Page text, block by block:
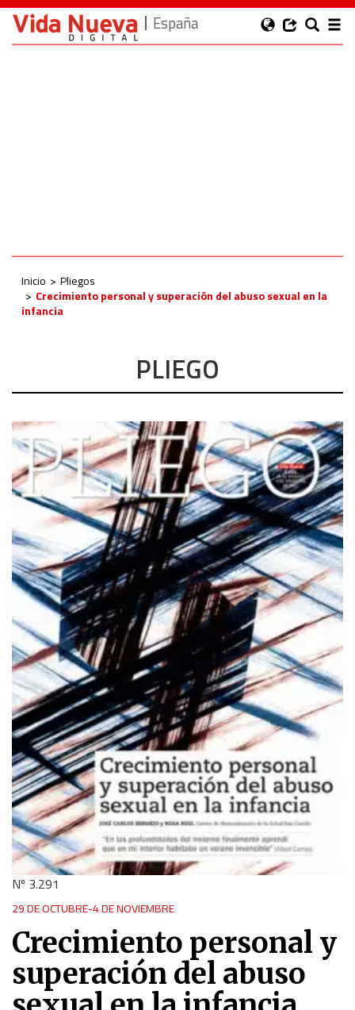
España
Inicio
Pliegos
Crecimiento personal y superación del abuso sexual en la
infancia
PLIEGO
Nº 3.291
29 DE OCTUBRE-4 DE NOVIEMBRE
Crecimiento personal y
superación del abuso